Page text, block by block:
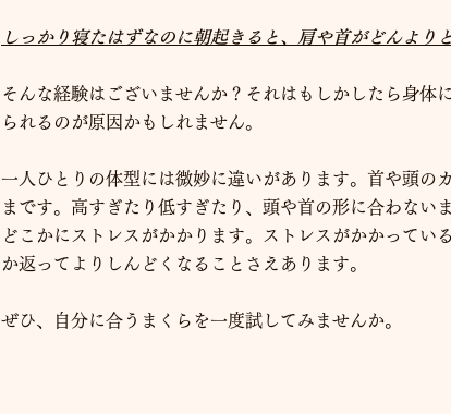
しっかり寝たはずなのに朝起きると、肩や首がどんよりと
そんな経験はございませんか？それはもしかしたら身体
られるのが原因かもしれません。
一人ひとりの体型には微妙に違いがあります。首や頭の
まです。高すぎたり低すぎたり、頭や首の形に合わない
どこかにストレスがかかります。ストレスがかかってい
か返ってよりしんどくなることさえあります。
ぜひ、自分に合うまくらを一度試してみませんか。